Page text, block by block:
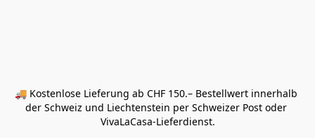
🚚 Kostenlose Lieferung ab CHF 150.– Bestellwert innerhalb
der Schweiz und Liechtenstein per Schweizer Post oder
VivaLaCasa-Lieferdienst.